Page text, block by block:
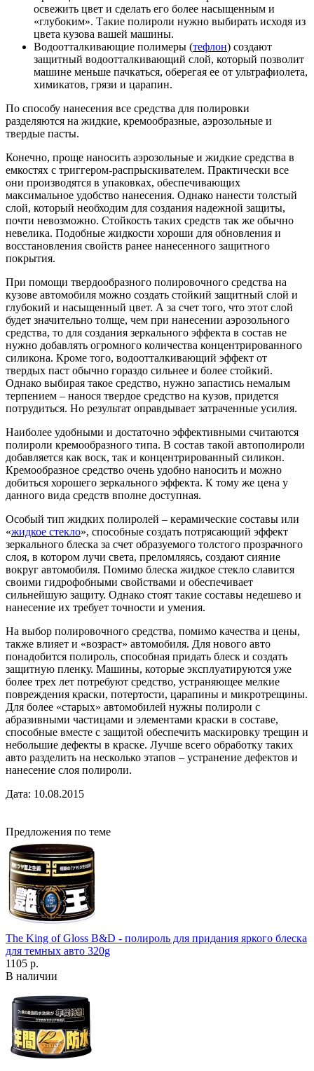
освежить цвет и сделать его более насыщенным и
«глубоким». Такие полироли нужно выбирать исходя из
цвета кузова вашей машины.
Водоотталкивающие полимеры (тефлон) создают
защитный водоотталкивающий слой, который позволит
машине меньше пачкаться, оберегая ее от ультрафиолета,
химикатов, грязи и царапин.
По способу нанесения все средства для полировки
разделяются на жидкие, кремообразные, аэрозольные и
твердые пасты.
Конечно, проще наносить аэрозольные и жидкие средства в
емкостях с триггером-распрыскивателем. Практически все
они производятся в упаковках, обеспечивающих
максимальное удобство нанесения. Однако нанести толстый
слой, который необходим для создания надежной защиты,
почти невозможно. Стойкость таких средств так же обычно
невелика. Подобные жидкости хороши для обновления и
восстановления свойств ранее нанесенного защитного
покрытия.
При помощи твердообразного полировочного средства на
кузове автомобиля можно создать стойкий защитный слой и
глубокий и насыщенный цвет. А за счет того, что этот слой
будет значительно толще, чем при нанесении аэрозольного
средства, то для создания зеркального эффекта в состав не
нужно добавлять огромного количества концентрированного
силикона. Кроме того, водоотталкивающий эффект от
твердых паст обычно гораздо сильнее и более стойкий.
Однако выбирая такое средство, нужно запастись немалым
терпением – нанося твердое средство на кузов, придется
потрудиться. Но результат оправдывает затраченные усилия.
Наиболее удобными и достаточно эффективными считаются
полироли кремообразного типа. В состав такой автополироли
добавляется как воск, так и концентрированный силикон.
Кремообразное средство очень удобно наносить и можно
добиться хорошего зеркального эффекта. К тому же цена у
данного вида средств вполне доступная.
Особый тип жидких полиролей – керамические составы или
«жидкое стекло», способные создать потрясающий эффект
зеркального блеска за счет образуемого толстого прозрачного
слоя, в котором лучи света, преломляясь, создают сияние
вокруг автомобиля. Помимо блеска жидкое стекло славится
своими гидрофобными свойствами и обеспечивает
сильнейшую защиту. Однако стоят такие составы недешево и
нанесение их требует точности и умения.
На выбор полировочного средства, помимо качества и цены,
также влияет и «возраст» автомобиля. Для нового авто
понадобится полироль, способная придать блеск и создать
защитную пленку. Машины, которые эксплуатируются уже
более трех лет потребуют средство, устраняющее мелкие
повреждения краски, потертости, царапины и микротрещины.
Для более «старых» автомобилей нужны полироли с
абразивными частицами и элементами краски в составе,
способные вместе с защитой обеспечить маскировку трещин и
небольшие дефекты в краске. Лучше всего обработку таких
авто разделить на несколько этапов – устранение дефектов и
нанесение слоя полироли.
Дата: 10.08.2015
Предложения по теме
The King of Gloss B&D - полироль для придания яркого блеска
для темных авто 320g
1105 р.
В наличии